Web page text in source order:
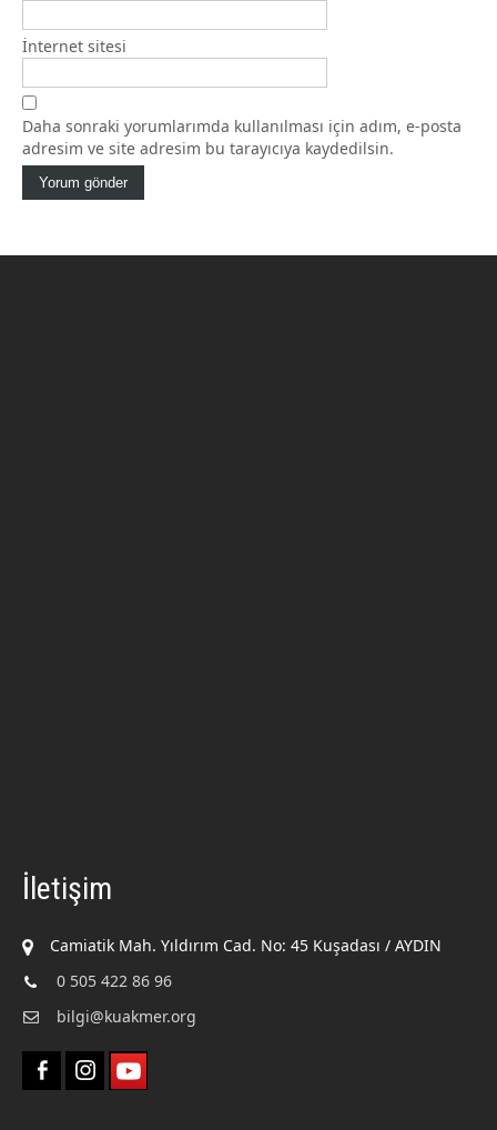
İnternet sitesi
Daha sonraki yorumlarımda kullanılması için adım, e-posta
adresim ve site adresim bu tarayıcıya kaydedilsin.
İletişim
Camiatik Mah. Yıldırım Cad. No: 45 Kuşadası / AYDIN
0 505 422 86 96
bilgi@kuakmer.org